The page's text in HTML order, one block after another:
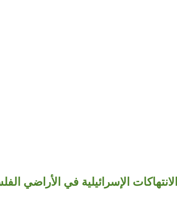
الإسرائيلية في الأراضي